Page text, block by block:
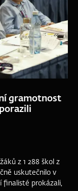
gramotnost
z 1 288 škol z
uskutečnilo v
finalisté prokázali,